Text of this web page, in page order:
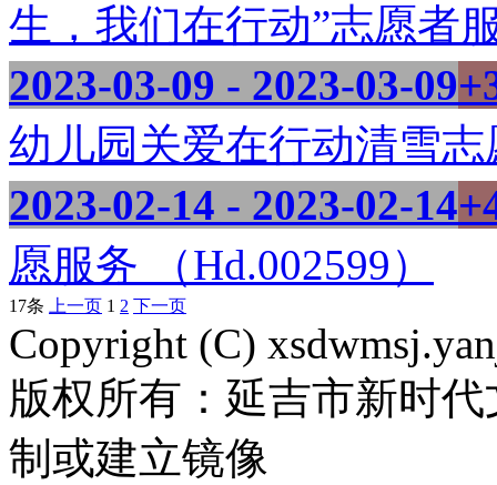
生，我们在行动”志愿者
2023-03-09 - 2023-03-09
幼儿园关爱在行动清雪
2023-02-14 - 2023-02-14
愿服务 （Hd.002599）
17条 上一页 1 2 下一页
Copyright (C)
版权所有：延吉市新时
制或建立镜像